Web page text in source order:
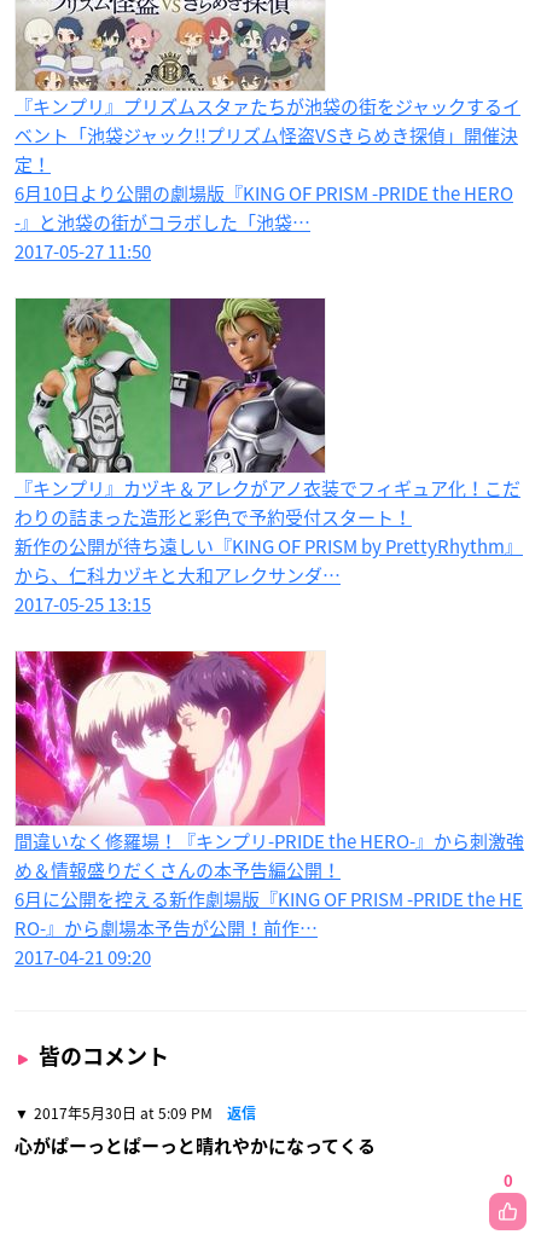
『キンプリ』プリズムスタァたちが池袋の街をジャックするイ
ベント「池袋ジャック!!プリズム怪盗VSきらめき探偵」開催決
定！
6月10日より公開の劇場版『KING OF PRISM -PRIDE the HERO
-』と池袋の街がコラボした「池袋…
2017-05-27 11:50
『キンプリ』カヅキ＆アレクがアノ衣装でフィギュア化！こだ
わりの詰まった造形と彩色で予約受付スタート！
新作の公開が待ち遠しい『KING OF PRISM by PrettyRhythm』
から、仁科カヅキと大和アレクサンダ…
2017-05-25 13:15
間違いなく修羅場！『キンプリ-PRIDE the HERO-』から刺激強
め＆情報盛りだくさんの本予告編公開！
6月に公開を控える新作劇場版『KING OF PRISM -PRIDE the HE
RO-』から劇場本予告が公開！前作…
2017-04-21 09:20
皆のコメント
2017年5月30日 at 5:09 PM 返信
心がぱーっとぱーっと晴れやかになってくる
0